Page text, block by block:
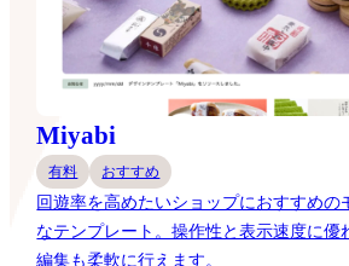
Miyabi
有料 おすすめ
回遊率を高めたいショップにおすすめの
なテンプレート。操作性と表示速度に優
編集も柔軟に行えます。